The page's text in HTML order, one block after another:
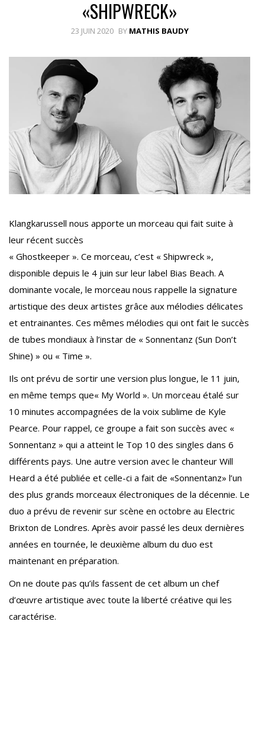
«SHIPWRECK»
23 JUIN 2020 BY MATHIS BAUDY
Klangkarussell nous apporte un morceau qui fait suite à
leur récent succès
« Ghostkeeper ». Ce morceau, c’est « Shipwreck »,
disponible depuis le 4 juin sur leur label Bias Beach. A
dominante vocale, le morceau nous rappelle la signature
artistique des deux artistes grâce aux mélodies délicates
et entrainantes. Ces mêmes mélodies qui ont fait le succès
de tubes mondiaux à l’instar de « Sonnentanz (Sun Don’t
Shine) » ou « Time ».
Ils ont prévu de sortir une version plus longue, le 11 juin,
en même temps que« My World ». Un morceau étalé sur
10 minutes accompagnées de la voix sublime de Kyle
Pearce. Pour rappel, ce groupe a fait son succès avec «
Sonnentanz » qui a atteint le Top 10 des singles dans 6
différents pays. Une autre version avec le chanteur Will
Heard a été publiée et celle-ci a fait de «Sonnentanz» l’un
des plus grands morceaux électroniques de la décennie. Le
duo a prévu de revenir sur scène en octobre au Electric
Brixton de Londres. Après avoir passé les deux dernières
années en tournée, le deuxième album du duo est
maintenant en préparation.
On ne doute pas qu’ils fassent de cet album un chef
d’œuvre artistique avec toute la liberté créative qui les
caractérise.